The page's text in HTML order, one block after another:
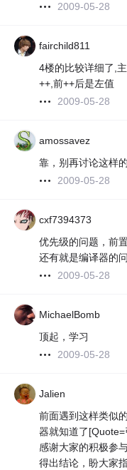
2009-05-28
fairchild811
4楼的比较详细了,
++,前++后是左值
2009-05-28
amossavez
靠，别再讨论这样
2009-05-28
cxf7394373
优先级的问题，前
还有就是编译器的
2009-05-28
MichaelBomb
顶起，学习
2009-05-28
Jalien
前面遇到这样类似
器就知道了
感谢大家的积极参
得出结论，盼大家指